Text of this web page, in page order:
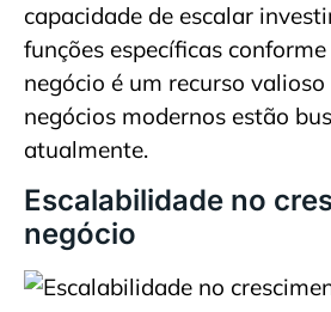
capacidade de escalar
funções específicas
negócio é um recurso
negócios modernos estão
atualmente.
Escalabilidade no
negócio